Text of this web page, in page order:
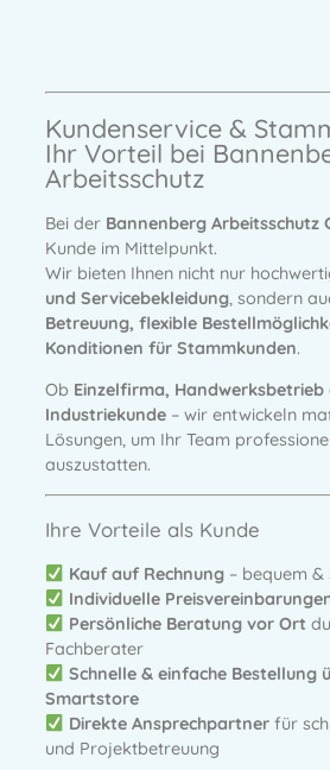
Kundenservice &
Ihr Vorteil bei
Arbeitsschutz
Bei der Bannenberg Arbeitsschutz
Kunde im Mittelpunkt.
Wir bieten Ihnen nicht nur
und Servicebekleidung, sondern
Betreuung, flexible
Konditionen für Stammkunden.
Ob Einzelfirma, Handwerksbetrieb
Industriekunde – wir entwickeln
Lösungen, um Ihr Team
auszustatten.
Ihre Vorteile als Kunde
Kauf auf Rechnung – bequem &
Individuelle
Persönliche Beratung vor Ort
Fachberater
Schnelle & einfache Bestellung
Smartstore
Direkte Ansprechpartner für
und Projektbetreuung